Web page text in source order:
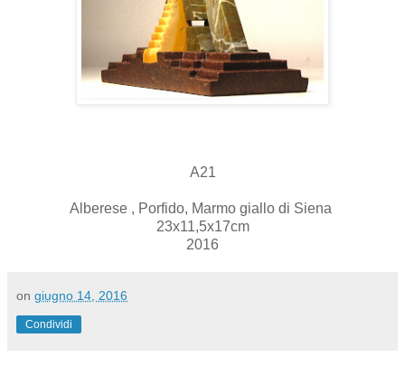
A21
Alberese , Porfido, Marmo giallo di Siena
23x11,5x17cm
2016
on giugno 14, 2016
Condividi